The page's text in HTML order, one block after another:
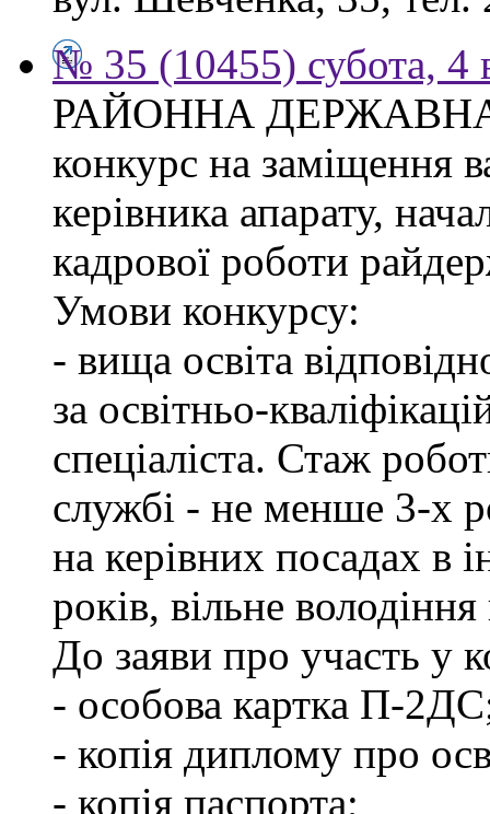
№ 35 (10455) субота, 4
РАЙОННА ДЕРЖАВНА
конкурс на заміщення
керівника апарату,
кадрової роботи
Умови конкурсу:
- вища освіта
за освітньо-
спеціаліста. Стаж
службі - не менше 3-х
на керівних посадах в
років, вільне
До заяви про участь у
- особова картка П-
- копія диплому про
- копія паспорта;